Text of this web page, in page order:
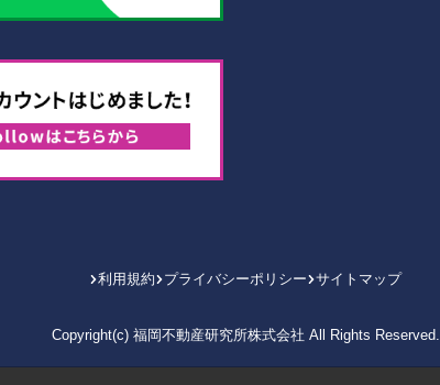
利用規約 プライバシーポリシー サイトマップ
Copyright(c) 福岡不動産研究所株式会社 All Rights Reserved.